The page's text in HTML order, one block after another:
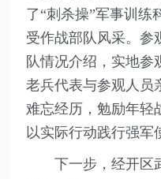
了“刺杀操”军事训练
受作战部队风采。参
队情况介绍，实地参
老兵代表与参观人员
难忘经历，勉励年轻
以实际行动践行强军
下一步，经开区